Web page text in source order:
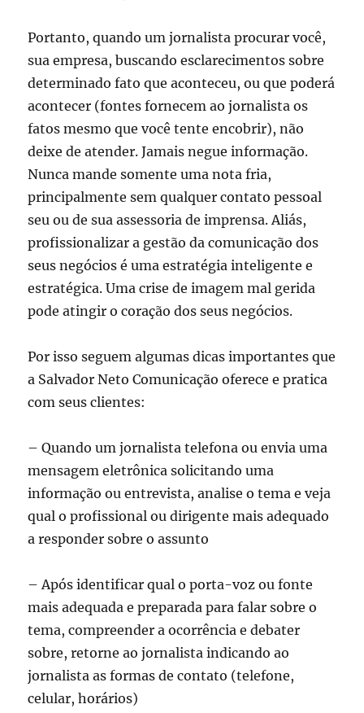
Portanto, quando um jornalista procurar você,
sua empresa, buscando esclarecimentos sobre
determinado fato que aconteceu, ou que poderá
acontecer (fontes fornecem ao jornalista os
fatos mesmo que você tente encobrir), não
deixe de atender. Jamais negue informação.
Nunca mande somente uma nota fria,
principalmente sem qualquer contato pessoal
seu ou de sua assessoria de imprensa. Aliás,
profissionalizar a gestão da comunicação dos
seus negócios é uma estratégia inteligente e
estratégica. Uma crise de imagem mal gerida
pode atingir o coração dos seus negócios.
Por isso seguem algumas dicas importantes que
a Salvador Neto Comunicação oferece e pratica
com seus clientes:
– Quando um jornalista telefona ou envia uma
mensagem eletrônica solicitando uma
informação ou entrevista, analise o tema e veja
qual o profissional ou dirigente mais adequado
a responder sobre o assunto
– Após identificar qual o porta-voz ou fonte
mais adequada e preparada para falar sobre o
tema, compreender a ocorrência e debater
sobre, retorne ao jornalista indicando ao
jornalista as formas de contato (telefone,
celular, horários)